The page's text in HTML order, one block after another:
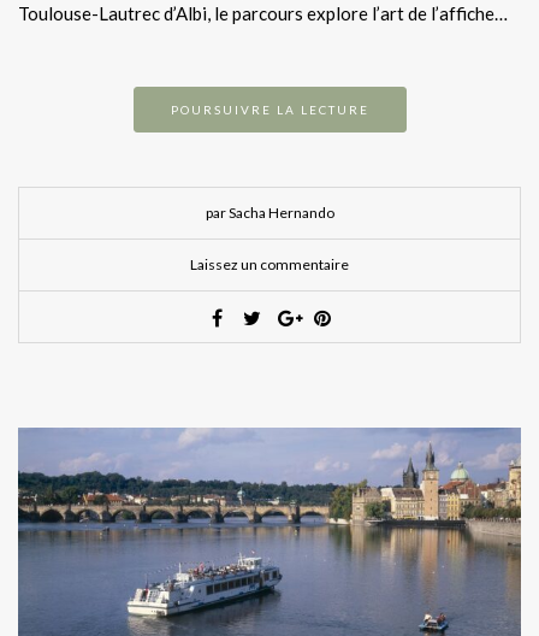
Toulouse-Lautrec d’Albi, le parcours explore l’art de l’affiche…
POURSUIVRE LA LECTURE
par Sacha Hernando
Laissez un commentaire